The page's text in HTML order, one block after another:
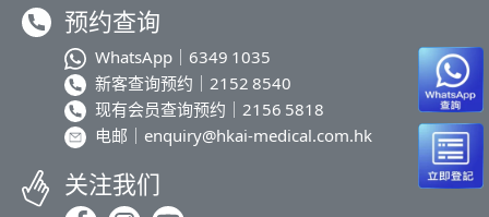
预约查询
WhatsApp｜ 6349 1035
新客查询预约｜ 2152 8540
现有会员查询预约｜ 2156 5818
电邮｜ enquiry@hkai-medical.com.hk
关注我们